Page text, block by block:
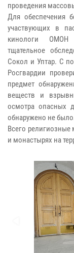
проведения
Для обеспечения
участвующих в
кинологи ОМОН
тщательное
Сокол и Уптар. С
Росгвардии
предмет
веществ и
осмотра опасных
обнаружено не
Всего
и монастырях на